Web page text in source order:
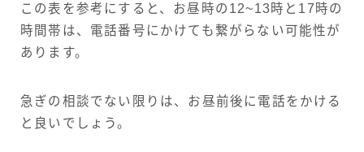
この表を参考にすると、お昼時の12~13時と17時の
時間帯は、電話番号にかけても繋がらない可能性が
あります。
急ぎの相談でない限りは、お昼前後に電話をかける
と良いでしょう。